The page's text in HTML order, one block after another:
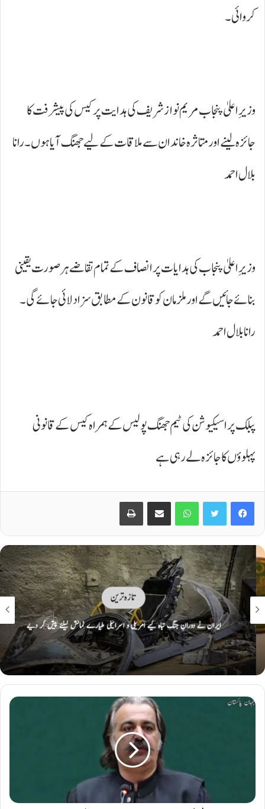
کروائی۔
وزیرِ اعلیٰ پنجاب مریم نواز شریف کی ہدایت پر کیس کی پیشرفت کا
جائزہ لینے اور متاثرہ خاندان سے ملاقات کے لیے جھنگ آیا ہوں۔رانا
بلال احمد
وزیرِ اعلیٰ پنجاب کی ہدایات پر انصاف کے تمام تقاضے ہر صورت یقینی
بنائے جائیں گے اور ملزمان کو قانون کے مطابق سزا دلائی جائے گی۔
رانا بلال احمد
پبلک پراسیکیوشن کی ٹیم جھنگ پولیس کے ہمراہ کیس کے قانونی
پہلوؤں کا جائزہ لے رہی ہے
Facebook
Twitter
WhatsApp
Share via Email
Print
تازہ ترین
ایران نے دورانِ جنگ تباہ کیے امریکی و اسرائیلی طیارے نمائش کیلئے پیش کر دیے